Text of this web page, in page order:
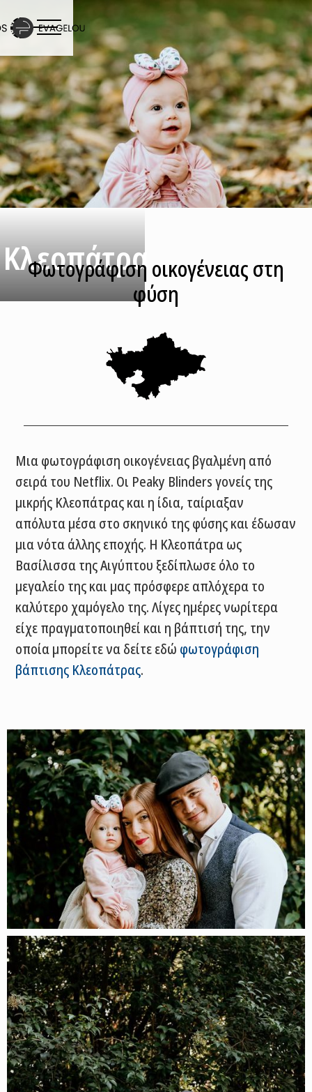
Κλεοπάτρα
Φωτογράφιση οικογένειας στη
φύση
Μια φωτογράφιση οικογένειας βγαλμένη από
σειρά του Netflix. Οι Peaky Blinders γονείς της
μικρής Κλεοπάτρας και η ίδια, ταίριαξαν
απόλυτα μέσα στο σκηνικό της φύσης και έδωσαν
μια νότα άλλης εποχής. Η Κλεοπάτρα ως
Βασίλισσα της Αιγύπτου ξεδίπλωσε όλο το
μεγαλείο της και μας πρόσφερε απλόχερα το
καλύτερο χαμόγελο της. Λίγες ημέρες νωρίτερα
είχε πραγματοποιηθεί και η βάπτισή της, την
οποία μπορείτε να δείτε εδώ φωτογράφιση
βάπτισης Κλεοπάτρας.